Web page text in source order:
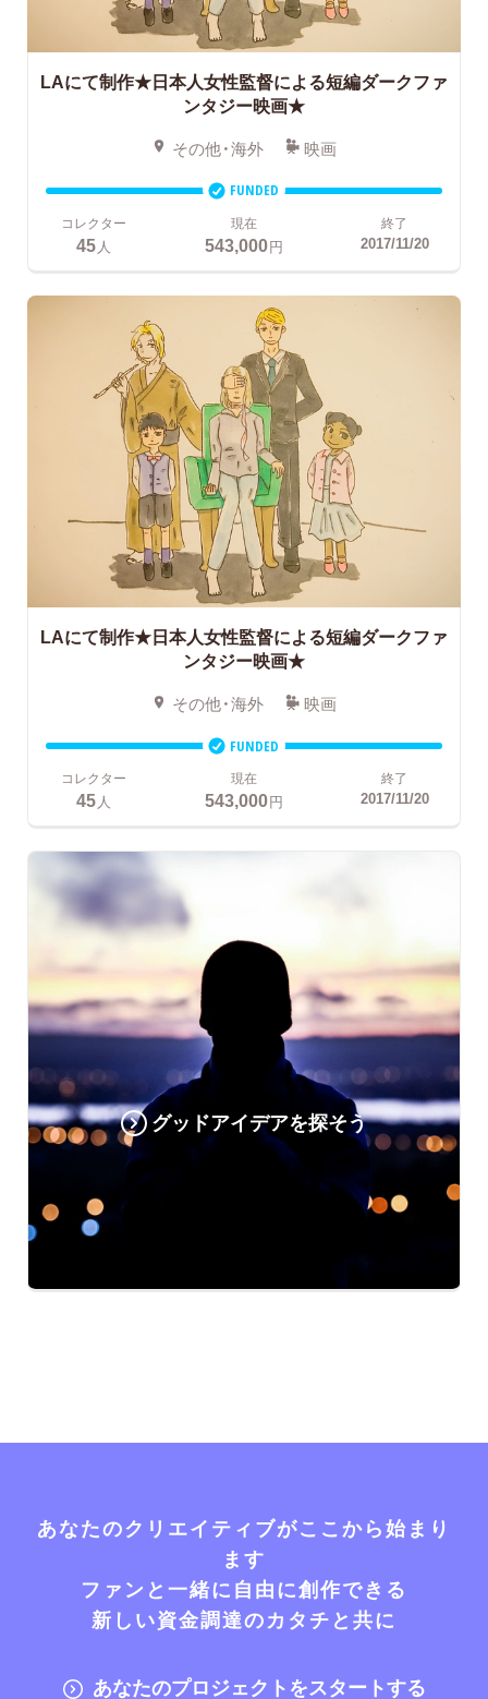
LAにて制作★日本人女性監督による短編ダークファ
ンタジー映画★
その他・海外 映画
FUNDED
コレクター
45 人
現在
543,000円
終了
2017/11/20
LAにて制作★日本人女性監督による短編ダークファ
ンタジー映画★
その他・海外 映画
FUNDED
コレクター
45人
現在
543,000円
終了
2017/11/20
グッドアイデアを探そう
あなたのクリエイティブがここから始まり
ます
ファンと一緒に自由に創作できる
新しい資金調達のカタチと共に
あなたのプロジェクトをスタートする